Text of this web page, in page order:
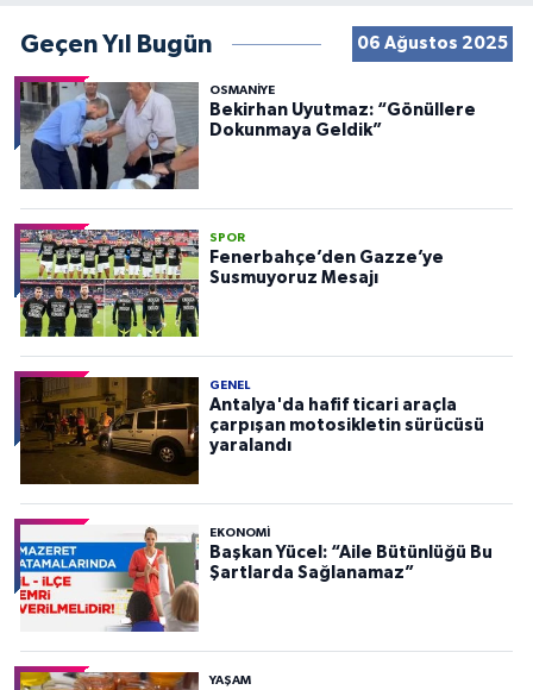
Geçen Yıl Bugün 06 Ağustos 2025
OSMANIYE
Bekirhan Uyutmaz: “Gönüllere
Dokunmaya Geldik”
SPOR
Fenerbahçe’den Gazze’ye
Susmuyoruz Mesajı
GENEL
Antalya'da hafif ticari araçla
çarpışan motosikletin sürücüsü
yaralandı
EKONOMI
Başkan Yücel: “Aile Bütünlüğü Bu
Şartlarda Sağlanamaz”
YAŞAM